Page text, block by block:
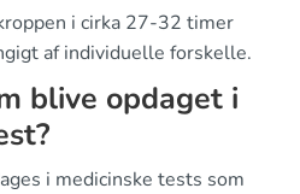
i cirka 27-32 timer
af individuelle forskelle.
blive opdaget i
i medicinske tests som